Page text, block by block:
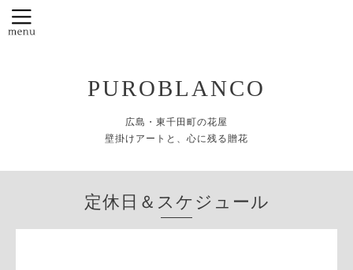
PUROBLANCO
広島・東千田町の花屋
壁掛けアートと、心に残る贈花
定休日＆スケジュール